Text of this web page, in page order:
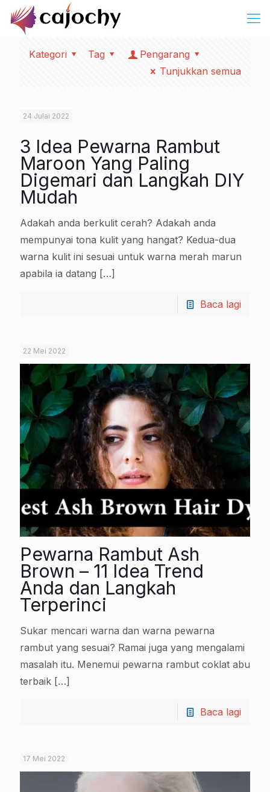
Kategori Tag
Pengarang
Tunjukkan semua
24 Julai 2022
3 Idea Pewarna Rambut
Maroon Yang Paling
Digemari dan Langkah DIY
Mudah
Adakah anda berkulit cerah? Adakah anda
mempunyai tona kulit yang hangat? Kedua-dua
warna kulit ini sesuai untuk warna merah marun
apabila ia datang […]
Baca lagi
22 Mei 2022
Pewarna Rambut Ash
Brown – 11 Idea Trend
Anda dan Langkah
Terperinci
Sukar mencari warna dan warna pewarna
rambut yang sesuai? Ramai juga yang mengalami
masalah itu. Menemui pewarna rambut coklat abu
terbaik […]
Baca lagi
17 Mei 2022